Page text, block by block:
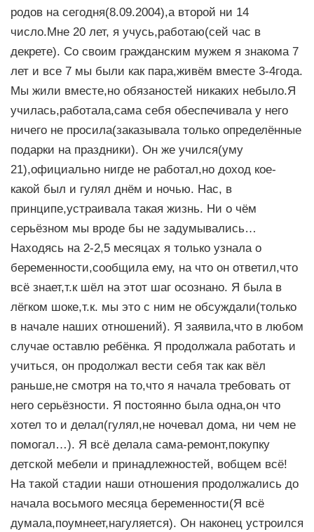
родов на сегодня(8.09.2004),а второй ни 14
число.Мне 20 лет, я учусь,работаю(сей час в
декрете). Со своим гражданским мужем я знакома 7
лет и все 7 мы были как пара,живём вместе 3-4года.
Мы жили вместе,но обязаностей никаких небыло.Я
училась,работала,сама себя обеспечивала у него
ничего не просила(заказывала только определённые
подарки на праздники). Он же учился(уму
21),официально нигде не работал,но доход кое-
какой был и гулял днём и ночью. Нас, в
принципе,устраивала такая жизнь. Ни о чём
серьёзном мы вроде бы не задумывались…
Находясь на 2-2,5 месяцах я только узнала о
беременности,сообщила ему, на что он ответил,что
всё знает,т.к шёл на этот шаг осознано. Я была в
лёгком шоке,т.к. мы это с ним не обсуждали(только
в начале наших отношений). Я заявила,что в любом
случае оставлю ребёнка. Я продолжала работать и
учиться, он продолжал вести себя так как вёл
раньше,не смотря на то,что я начала требовать от
него серьёзности. Я постоянно была одна,он что
хотел то и делал(гулял,не ночевал дома, ни чем не
помогал…). Я всё делала сама-ремонт,покупку
детской мебели и принадлежностей, вобщем всё!
На такой стадии наши отношения продолжались до
начала восьмого месяца беременности(Я всё
думала,поумнеет,нагуляется). Он наконец устроился